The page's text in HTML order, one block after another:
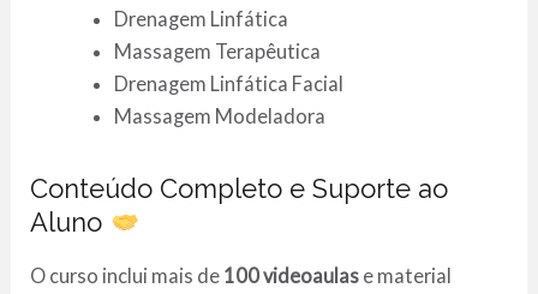
Drenagem Linfática
Massagem Terapêutica
Drenagem Linfática Facial
Massagem Modeladora
Conteúdo Completo e Suporte ao
Aluno
O curso inclui mais de 100 videoaulas e material